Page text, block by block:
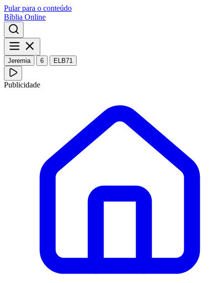
Pular para o conteúdo
Bíblia Online
Jeremia 6 ELB71
Publicidade